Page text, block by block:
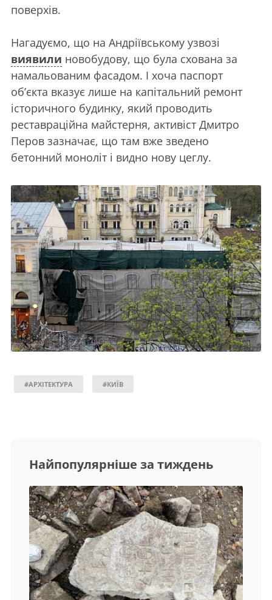
поверхів.
Нагадуємо, що на Андріївському узвозі
виявили новобудову, що була схована за
намальованим фасадом. І хоча паспорт
об’єкта вказує лише на капітальний ремонт
історичного будинку, який проводить
реставраційна майстерня, активіст Дмитро
Перов зазначає, що там вже зведено
бетонний моноліт і видно нову цеглу.
#АРХІТЕКТУРА #КИЇВ
Найпопулярніше за тиждень